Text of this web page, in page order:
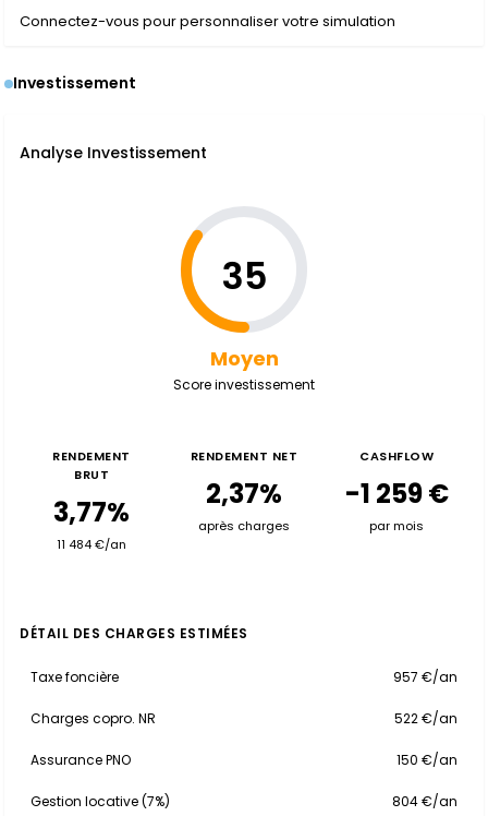
Connectez-vous pour personnaliser votre simulation
Investissement
Analyse Investissement
35
Moyen
Score investissement
RENDEMENT
BRUT
3,77%
11 484 €/an
RENDEMENT NET
2,37%
après charges
CASHFLOW
-1 259 €
par mois
DÉTAIL DES CHARGES ESTIMÉES
Taxe foncière 957 €/an
Charges copro. NR 522 €/an
Assurance PNO 150 €/an
Gestion locative (7%) 804 €/an